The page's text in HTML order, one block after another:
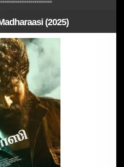
(2025)